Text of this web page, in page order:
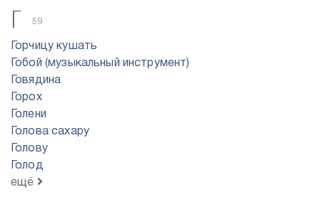
Г 59
Горчицу кушать
Гобой (музыкальный инструмент)
Говядина
Горох
Голени
Голова сахару
Голову
Голод
ещё